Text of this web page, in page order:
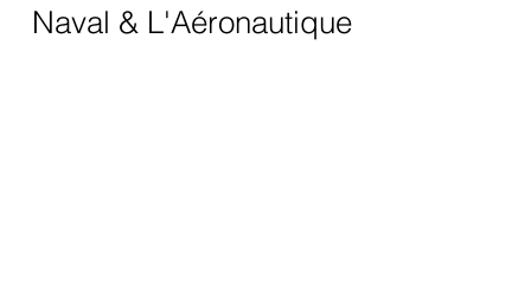
Naval & L'Aéronautique